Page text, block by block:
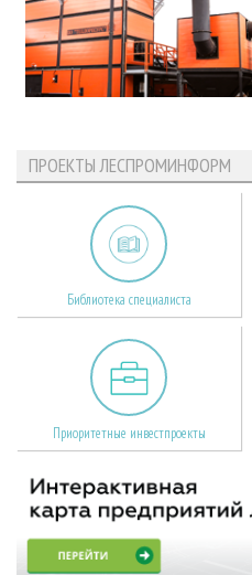
ПРОЕКТЫ ЛЕСПРОМИНФОРМ
Библиотека специалиста
Приоритетные инвестпроекты